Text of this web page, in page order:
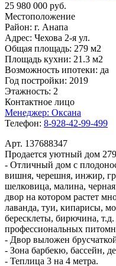
25 980 000 руб.
Местоположение
Район: г. Анапа
Адрес: Чехова 2-я ул.
Общая площадь: 279 м2
Площадь кухни: 21.3 м2
Возможность ипотеки: да
Год постройки: 2019
Этажность: 2
Контактное лицо
Менеджер: Оксана
Телефон: 8-928-42-99-499
Арт. 137688347
Продается уютный дом
- Отличный дом с
вишня, черешня, инжир,
шелковица, малина,
двор на котором растет
лаванда, туи, кипарисы,
бересклеты, бирючина,
профессиональных
- Двор выложен
- Зона барбекю, бассейн,
- Теплица 3 на 4 метра.